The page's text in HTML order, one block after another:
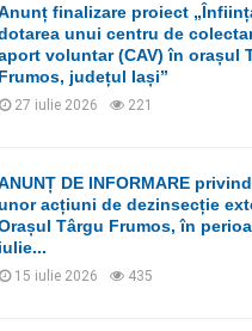
finalizare proiect
unui centru de
voluntar (CAV) în orașul
Frumos, județul Iași”
27 iulie 2026 221
DE INFORMARE
acțiuni de dezinsecție
Târgu Frumos, în
iulie...
15 iulie 2026 435